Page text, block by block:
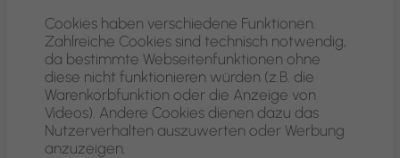
Cookies haben verschiedene Funktionen.
Zahlreiche Cookies sind technisch notwendig,
da bestimmte Webseitenfunktionen ohne
diese nicht funktionieren würden (z.B. die
Warenkorbfunktion oder die Anzeige von
Videos). Andere Cookies dienen dazu das
Nutzerverhalten auszuwerten oder Werbung
anzuzeigen.